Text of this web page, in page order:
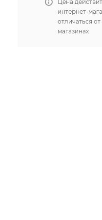
Цена
интернет-
отличаться
магазинах